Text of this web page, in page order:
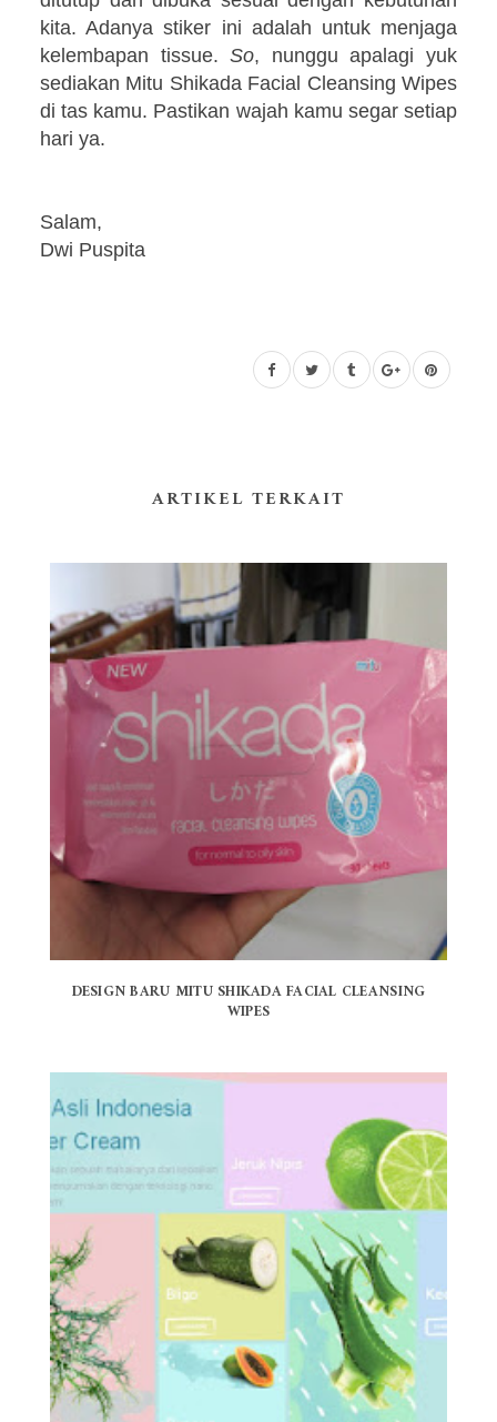
kita. Adanya stiker ini adalah untuk menjaga
kelembapan tissue.So, nunggu apalagi yuk
sediakan Mitu Shikada Facial Cleansing Wipes
di tas kamu. Pastikan wajah kamu segar setiap
hari ya.
Salam,
Dwi Puspita
ARTIKEL TERKAIT
DESIGN BARU MITU SHIKADA FACIAL CLEANSING
WIPES